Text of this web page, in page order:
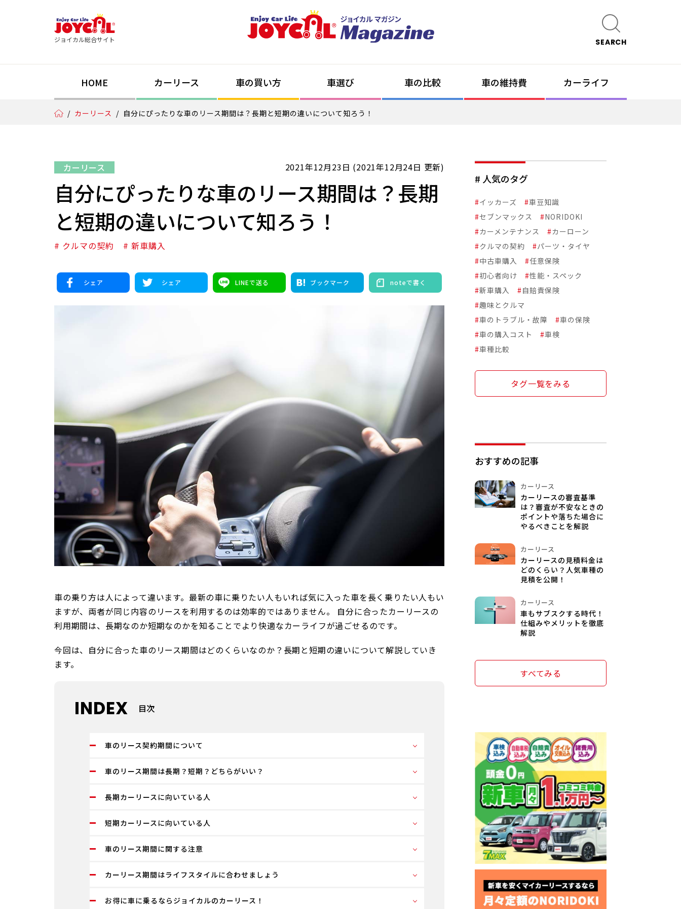
ジョイカル総合サイト SEARCH
HOME カーリース 車の買い方 車選び 車の比較 車の維持費 カーライフ
/ カーリース / 自分にぴったりな車のリース期間は？長期と短期の違いについて知ろう！
カーリース 2021年12月23日 (2021年12月24日 更新)
自分にぴったりな車のリース期間は？長期
と短期の違いについて知ろう！
# クルマの契約 # 新車購入
シェア シェア LINEで送る ブックマーク noteで書く
車の乗り方は人によって違います。最新の車に乗りたい人もいれば気に入った車を長く乗りたい人もい
ますが、両者が同じ内容のリースを利用するのは効率的ではありません。 自分に合ったカーリースの
利用期間は、長期なのか短期なのかを知ることでより快適なカーライフが過ごせるのです。
今回は、自分に合った車のリース期間はどのくらいなのか？長期と短期の違いについて解説していき
ます。
INDEX 目次
車のリース契約期間について
車のリース期間は長期？短期？どちらがいい？
長期カーリースに向いている人
短期カーリースに向いている人
車のリース期間に関する注意
カーリース期間はライフスタイルに合わせましょう
お得に車に乗るならジョイカルのカーリース！
# 人気のタグ
#イッカーズ #車豆知識
#セブンマックス #NORIDOKI
#カーメンテナンス #カーローン
#クルマの契約 #パーツ・タイヤ
#中古車購入 #任意保険
#初心者向け #性能・スペック
#新車購入 #自賠責保険
#趣味とクルマ
#車のトラブル・故障 #車の保険
#車の購入コスト #車検
#車種比較
タグ一覧をみる
おすすめの記事
カーリース
カーリースの審査基準
は？審査が不安なときの
ポイントや落ちた場合に
やるべきことを解説
カーリース
カーリースの見積料金は
どのくらい？人気車種の
見積を公開！
カーリース
車もサブスクする時代！
仕組みやメリットを徹底
解説
すべてみる